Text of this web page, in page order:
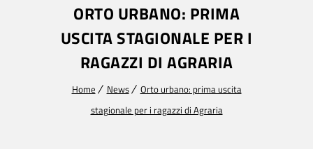
ORTO URBANO: PRIMA
USCITA STAGIONALE PER I
RAGAZZI DI AGRARIA
Home News
Orto urbano: prima uscita
stagionale per i ragazzi di Agraria